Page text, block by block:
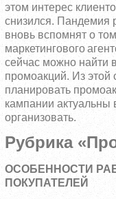
этом интерес
снизился. Пандемия
вновь вспомнят о
маркетингового
сейчас можно найти
промоакций. Из этой
планировать
кампании актуальны
организовать.
Рубрика
ОСОБЕННОСТИ
ПОКУПАТЕЛЕЙ